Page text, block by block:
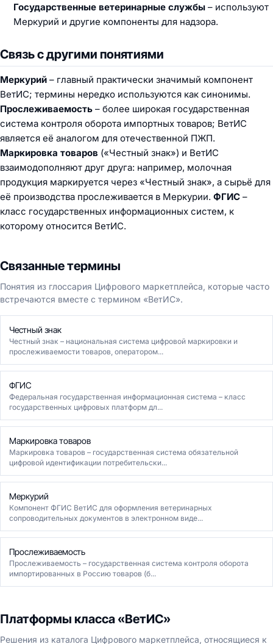
Государственные ветеринарные службы – используют
Меркурий и другие компоненты для надзора.
Связь с другими понятиями
Меркурий – главный практически значимый компонент
ВетИС; термины нередко используются как синонимы.
Прослеживаемость – более широкая государственная
система контроля оборота импортных товаров; ВетИС
является её аналогом для отечественной ПЖП.
Маркировка товаров («Честный знак») и ВетИС
взаимодополняют друг друга: например, молочная
продукция маркируется через «Честный знак», а сырьё для
её производства прослеживается в Меркурии. ФГИС –
класс государственных информационных систем, к
которому относится ВетИС.
Связанные термины
Понятия из глоссария Цифрового маркетплейса, которые часто
встречаются вместе с термином «ВетИС».
Честный знак
Честный знак – национальная система цифровой маркировки и
прослеживаемости товаров, оператором...
ФГИС
Федеральная государственная информационная система – класс
государственных цифровых платформ дл...
Маркировка товаров
Маркировка товаров – государственная система обязательной
цифровой идентификации потребительски...
Меркурий
Компонент ФГИС ВетИС для оформления ветеринарных
сопроводительных документов в электронном виде...
Прослеживаемость
Прослеживаемость – государственная система контроля оборота
импортированных в Россию товаров (б...
Платформы класса «ВетИС»
Решения из каталога Цифрового маркетплейса, относящиеся к